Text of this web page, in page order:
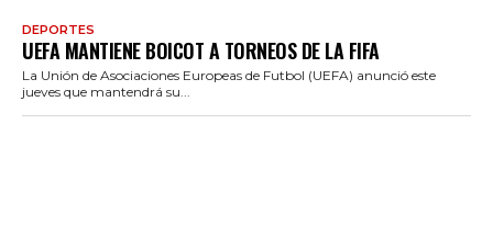
DEPORTES
UEFA MANTIENE BOICOT A TORNEOS DE LA FIFA
La Unión de Asociaciones Europeas de Futbol (UEFA) anunció este
jueves que mantendrá su...